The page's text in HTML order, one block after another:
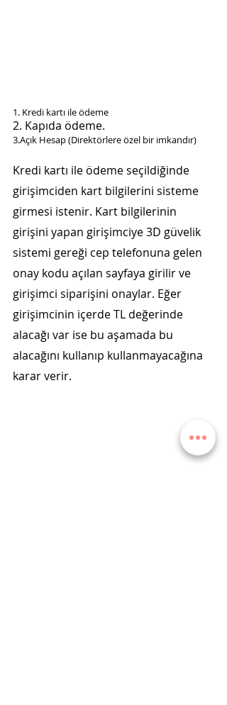
1. Kredi kartı ile ödeme
2. Kapıda ödeme.
3.Açık Hesap (Direktörlere özel bir imkandır)
Kredi kartı ile ödeme seçildiğinde
girişimciden kart bilgilerini sisteme
girmesi istenir. Kart bilgilerinin
girişini yapan girişimciye 3D güvelik
sistemi gereği cep telefonuna gelen
onay kodu açılan sayfaya girilir ve
girişimci siparişini onaylar. Eğer
girişimcinin içerde TL değerinde
alacağı var ise bu aşamada bu
alacağını kullanıp kullanmayacağına
karar verir.